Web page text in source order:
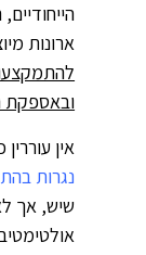
ארונות
ובאספקת
אין
נגרות
שיש, אך